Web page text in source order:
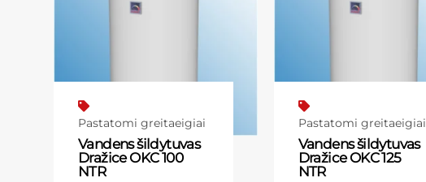
Pastatomi greitaeigiai
Vandens šildytuvas
Dražice OKC 100
NTR
Pastatomi greitaeigiai
Vandens šildytuvas
Dražice OKC 125
NTR